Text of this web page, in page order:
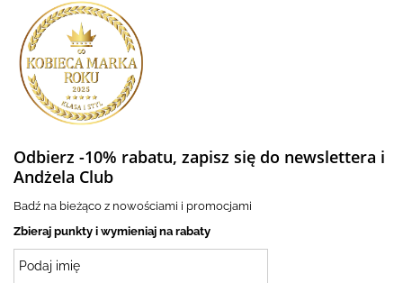
Odbierz -10% rabatu, zapisz się do newslettera i
Andżela Club
Badź na bieżąco z nowościami i promocjami
Zbieraj punkty i wymieniaj na rabaty